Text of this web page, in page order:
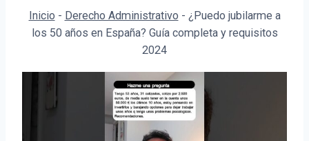
Inicio - Derecho Administrativo - ¿Puedo jubilarme a
los 50 años en España? Guía completa y requisitos
2024